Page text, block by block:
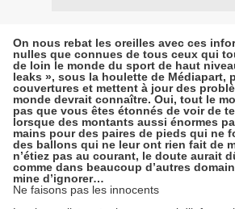
On nous rebat les oreilles avec ces
nulles que connues de tous ceux qui
de loin le monde du sport de haut
leaks », sous la houlette de Médiapart,
couvertures et mettent à jour des
monde devrait connaître. Oui, tout le
pas que vous êtes étonnés de voir de
lorsque des montants aussi énormes
mains pour des paires de pieds qui ne
des ballons qui ne leur ont rien fait de
n’étiez pas au courant, le doute aurait
comme dans beaucoup d’autres
mine d’ignorer…
Ne faisons pas les innocents